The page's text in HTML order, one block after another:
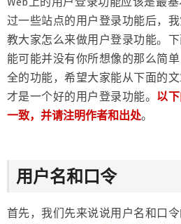
登
录
功
能
吗？
过一些站点的用户登录功能后，
教大家怎么来做用户登录功能。
能可能并没有你所想像的那么简
全的功能，希望大家能从下面的
才是一个好的用户登录功能。 以
一致，并请注明作者和出处。
用户名和口令
首先，我们先来说说用户名和口